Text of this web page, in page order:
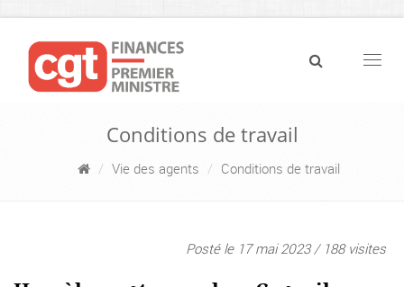
Conditions de travail
Vie des agents Conditions de travail
Posté le 17 mai 2023 / 188 visites